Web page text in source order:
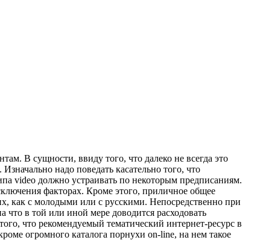
В сущности, ввиду того, что далеко не всегда это
надо поведать касательно того, что
video должно устраивать по некоторым предписаниям.
факторах. Кроме этого, приличное общее
как с молодыми или с русскими. Непосредственно при
что в той или иной мере доводится расходовать
что рекомендуемый тематический интернет-ресурс в
огромного каталога порнухи on-line, на нем такое